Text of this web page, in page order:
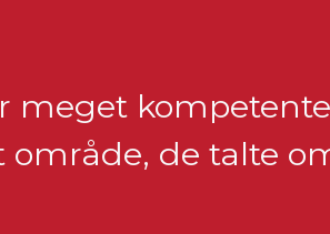
meget
de talte